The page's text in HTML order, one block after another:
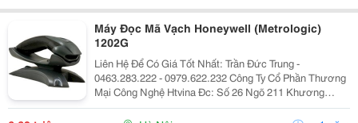
Máy Đọc Mã Vạch Honeywell (Metrologic)
1202G
Liên Hệ Để Có Giá Tốt Nhất: Trần Đức Trung -
0463.283.222 - 0979.622.232 Công Ty Cổ Phần Thương
Mại Công Nghệ Htvina Đc: Số 26 Ngõ 211 Khương
Trung &Ndash; Thanh Xuân &Ndash; Hà Nội Yahoo
:Htvinakd3 Http ://Www.sieuthiht.com Trụ Sở Chính: